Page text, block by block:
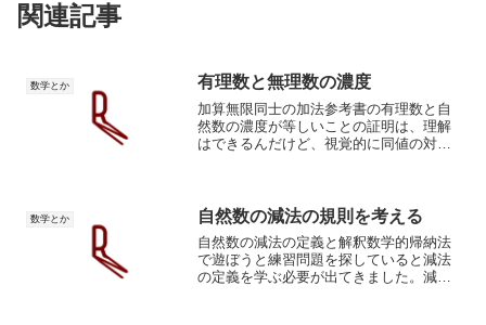
関連記事
数学とか 有理数と無理数の濃度
加算無限同士の加法参考書の有理数と自
然数の濃度が等しいことの証明は、理解
はできるんだけど、視覚的に同値の対応
すなわち、集合 S ...
数学とか 自然数の減法の規則を考える
自然数の減法の定義と解釈数学的帰納法
で遊ぼうと練習問題を探していると減法
の定義を学ぶ必要が出てきました。減法